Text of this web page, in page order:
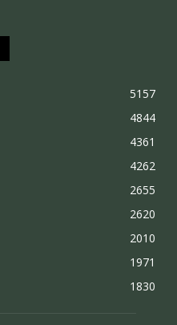
5157
4844
4361
4262
2655
2620
2010
1971
1830